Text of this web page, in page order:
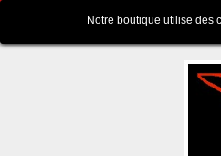
Notre boutique utilise des